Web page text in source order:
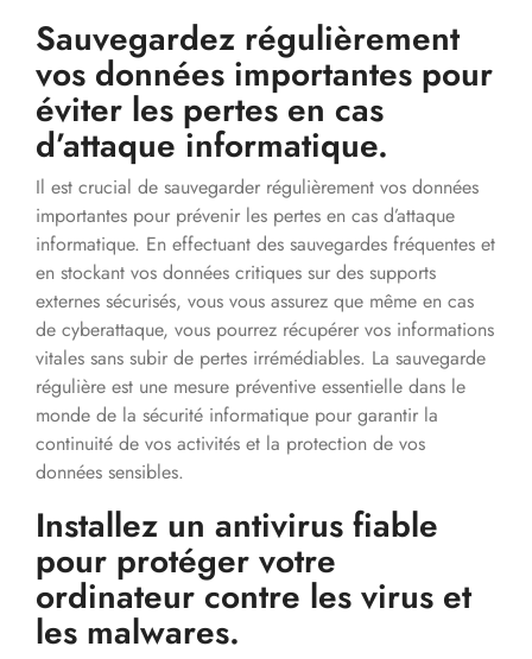
Sauvegardez régulièrement
vos données importantes pour
éviter les pertes en cas
d’attaque informatique.
Il est crucial de sauvegarder régulièrement vos données
importantes pour prévenir les pertes en cas d’attaque
informatique. En effectuant des sauvegardes fréquentes et
en stockant vos données critiques sur des supports
externes sécurisés, vous vous assurez que même en cas
de cyberattaque, vous pourrez récupérer vos informations
vitales sans subir de pertes irrémédiables. La sauvegarde
régulière est une mesure préventive essentielle dans le
monde de la sécurité informatique pour garantir la
continuité de vos activités et la protection de vos
données sensibles.
Installez un antivirus fiable
pour protéger votre
ordinateur contre les virus et
les malwares.